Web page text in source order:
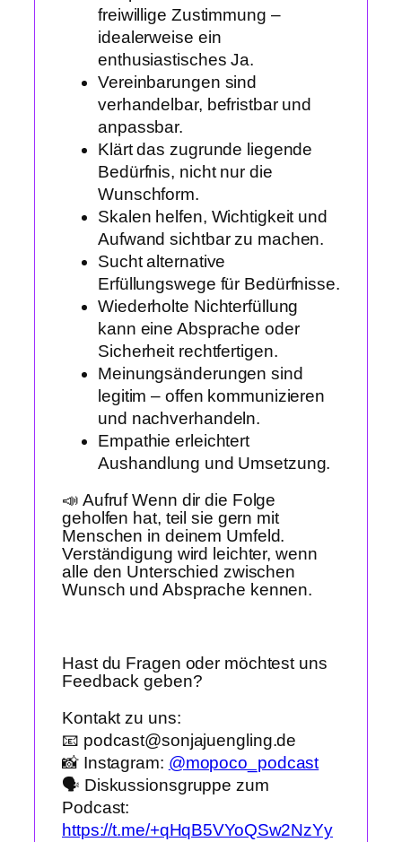
freiwillige Zustimmung –
idealerweise ein
enthusiastisches Ja.
Vereinbarungen sind
verhandelbar, befristbar und
anpassbar.
Klärt das zugrunde liegende
Bedürfnis, nicht nur die
Wunschform.
Skalen helfen, Wichtigkeit und
Aufwand sichtbar zu machen.
Sucht alternative
Erfüllungswege für Bedürfnisse.
Wiederholte Nichterfüllung
kann eine Absprache oder
Sicherheit rechtfertigen.
Meinungsänderungen sind
legitim – offen kommunizieren
und nachverhandeln.
Empathie erleichtert
Aushandlung und Umsetzung.
📣 Aufruf Wenn dir die Folge
geholfen hat, teil sie gern mit
Menschen in deinem Umfeld.
Verständigung wird leichter, wenn
alle den Unterschied zwischen
Wunsch und Absprache kennen.
Hast du Fragen oder möchtest uns
Feedback geben?
Kontakt zu uns:
📧 podcast@sonjajuengling.de
📸 Instagram: @mopoco_podcast
🗣️ Diskussionsgruppe zum
Podcast:
https://t.me/+qHqB5VYoQSw2NzYy